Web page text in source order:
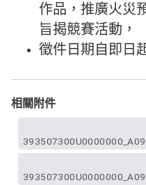
作品，推廣火災
旨揭競賽活動，
徵件日期自即日
相關附件